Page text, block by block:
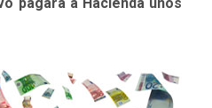
pagará a Hacienda unos